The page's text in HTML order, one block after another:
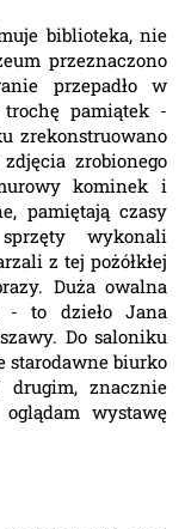
biblioteka, nie
przeznaczono
przepadło w
pamiątek -
zrekonstruowano
zrobionego
kominek i
pamiętają czasy
wykonali
z tej pożółkłej
Duża owalna
- to dzieło Jana
Do saloniku
starodawne biurko
znacznie
wystawę